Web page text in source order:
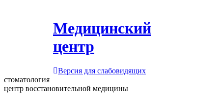
Медицинский
центр
Версия для слабовидящих
стоматология
центр восстановительной медицины